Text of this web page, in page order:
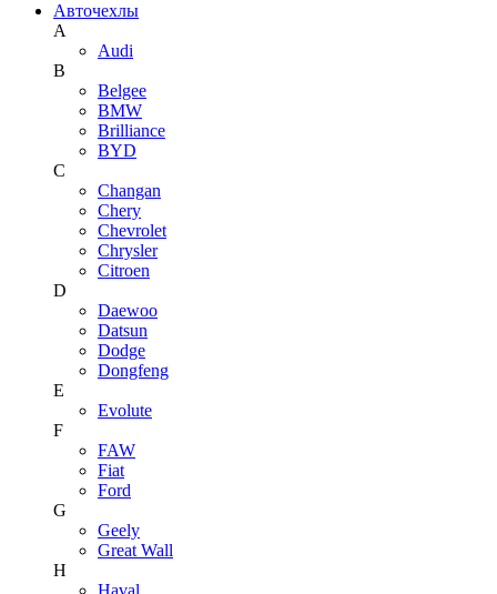
Авточехлы
A
Audi
B
Belgee
BMW
Brilliance
BYD
C
Changan
Chery
Chevrolet
Chrysler
Citroen
D
Daewoo
Datsun
Dodge
Dongfeng
E
Evolute
F
FAW
Fiat
Ford
G
Geely
Great Wall
H
Haval